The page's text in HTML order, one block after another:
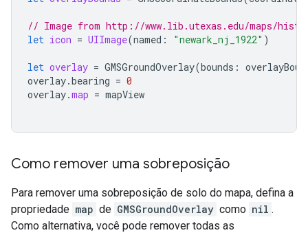
// Image from http://www.lib.utexas.edu/maps/
let icon = UIImage(named : "newark_nj_1922" )
let overlay = GMSGroundOverlay(bounds :
overlay.bearing = 0
overlay.map = mapView
Como remover uma sobreposição
Para remover uma sobreposição de solo do mapa, defina a
propriedade map de GMSGroundOverlay como nil .
Como alternativa, você pode remover todas as